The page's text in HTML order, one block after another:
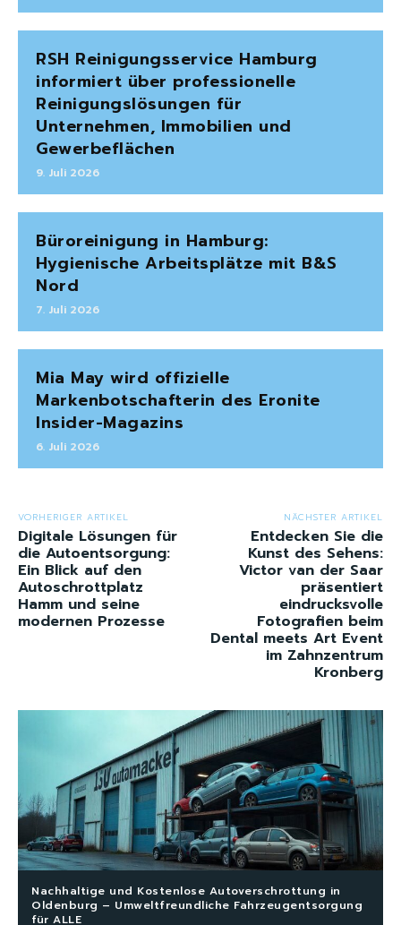
RSH Reinigungsservice Hamburg
informiert über professionelle
Reinigungslösungen für
Unternehmen, Immobilien und
Gewerbeflächen
9. Juli 2026
Büroreinigung in Hamburg:
Hygienische Arbeitsplätze mit B&S
Nord
7. Juli 2026
Mia May wird offizielle
Markenbotschafterin des Eronite
Insider-Magazins
6. Juli 2026
VORHERIGER ARTIKEL
Digitale Lösungen für
die Autoentsorgung:
Ein Blick auf den
Autoschrottplatz
Hamm und seine
modernen Prozesse
NÄCHSTER ARTIKEL
Entdecken Sie die
Kunst des Sehens:
Victor van der Saar
präsentiert
eindrucksvolle
Fotografien beim
Dental meets Art Event
im Zahnzentrum
Kronberg
Nachhaltige und Kostenlose Autoverschrottung in
Oldenburg – Umweltfreundliche Fahrzeugentsorgung
für ALLE